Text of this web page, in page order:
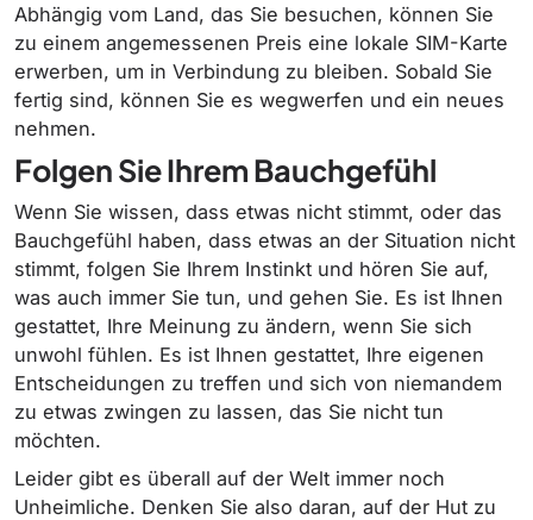
Abhängig vom Land, das Sie besuchen, können Sie
zu einem angemessenen Preis eine lokale SIM-Karte
erwerben, um in Verbindung zu bleiben. Sobald Sie
fertig sind, können Sie es wegwerfen und ein neues
nehmen.
Folgen Sie Ihrem Bauchgefühl
Wenn Sie wissen, dass etwas nicht stimmt, oder das
Bauchgefühl haben, dass etwas an der Situation nicht
stimmt, folgen Sie Ihrem Instinkt und hören Sie auf,
was auch immer Sie tun, und gehen Sie. Es ist Ihnen
gestattet, Ihre Meinung zu ändern, wenn Sie sich
unwohl fühlen. Es ist Ihnen gestattet, Ihre eigenen
Entscheidungen zu treffen und sich von niemandem
zu etwas zwingen zu lassen, das Sie nicht tun
möchten.
Leider gibt es überall auf der Welt immer noch
Unheimliche. Denken Sie also daran, auf der Hut zu